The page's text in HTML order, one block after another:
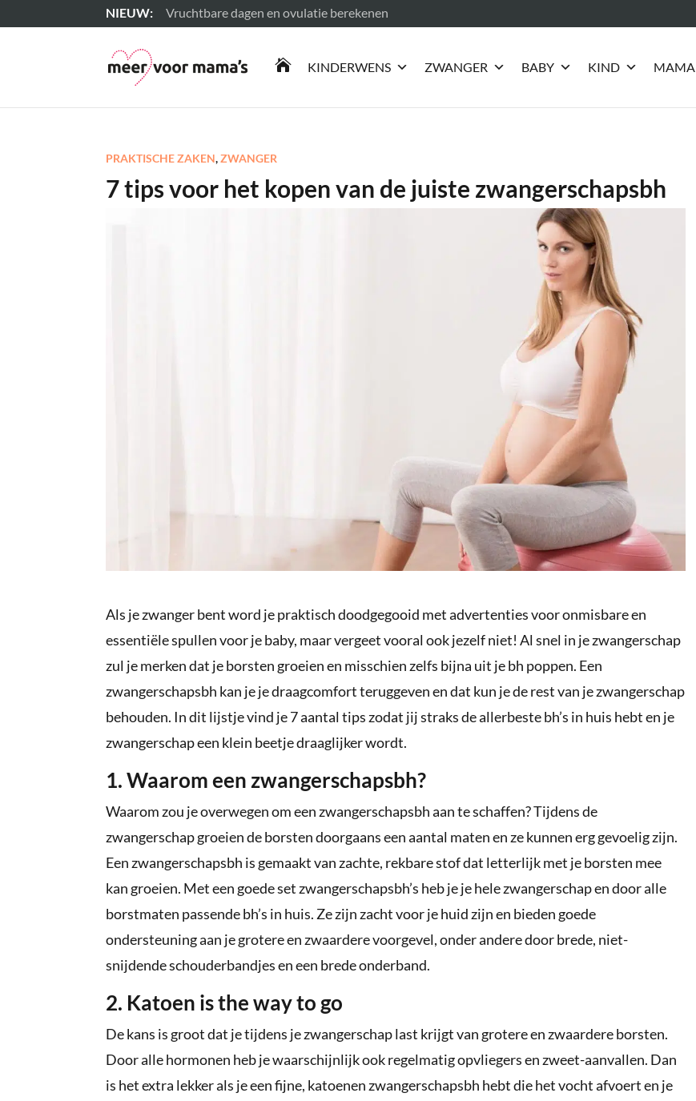
Vruchtbare dagen en ovulatie berekenen
Lees meer
 KINDERWENS ZWANGER BABY KIND MAMA
PRAKTISCHE ZAKEN,ZWANGER
7 tips voor het kopen van de juiste zwangerschapsbh
Als je zwanger bent word je praktisch doodgegooid met advertenties voor onmisbare en
essentiële spullen voor je baby, maar vergeet vooral ook jezelf niet! Al snel in je zwangerschap
zul je merken dat je borsten groeien en misschien zelfs bijna uit je bh poppen. Een
zwangerschapsbh kan je je draagcomfort teruggeven en dat kun je de rest van je zwangerschap
behouden. In dit lijstje vind je 7 aantal tips zodat jij straks de allerbeste bh’s in huis hebt en je
zwangerschap een klein beetje draaglijker wordt.
1. Waarom een zwangerschapsbh?
Waarom zou je overwegen om een zwangerschapsbh aan te schaffen? Tijdens de
zwangerschap groeien de borsten doorgaans een aantal maten en ze kunnen erg gevoelig zijn.
Een zwangerschapsbh is gemaakt van zachte, rekbare stof dat letterlijk met je borsten mee
kan groeien. Met een goede set zwangerschapsbh’s heb je je hele zwangerschap en door alle
borstmaten passende bh’s in huis. Ze zijn zacht voor je huid zijn en bieden goede
ondersteuning aan je grotere en zwaardere voorgevel, onder andere door brede, niet-
snijdende schouderbandjes en een brede onderband.
2. Katoen is the way to go
De kans is groot dat je tijdens je zwangerschap last krijgt van grotere en zwaardere borsten.
Door alle hormonen heb je waarschijnlijk ook regelmatig opvliegers en zweet-aanvallen. Dan
is het extra lekker als je een fijne, katoenen zwangerschapsbh hebt die het vocht afvoert en je